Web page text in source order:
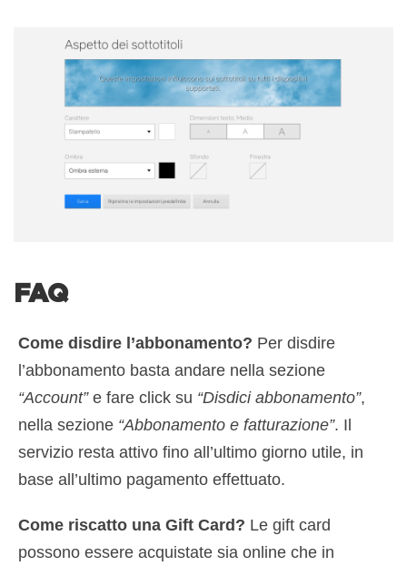
FAQ
Come disdire l’abbonamento? Per disdire
l’abbonamento basta andare nella sezione
“Account”e fare click su “Disdici abbonamento”,
nella sezione “Abbonamento e fatturazione”. Il
servizio resta attivo fino all’ultimo giorno utile, in
base all’ultimo pagamento effettuato.
Come riscatto una Gift Card? Le gift card
possono essere acquistate sia online che in